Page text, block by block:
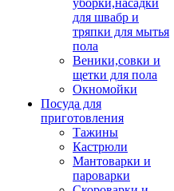
уборки,насадки
для швабр и
тряпки для мытья
пола
Веники,совки и
щетки для пола
Окномойки
Посуда для
приготовления
Тажины
Кастрюли
Мантоварки и
пароварки